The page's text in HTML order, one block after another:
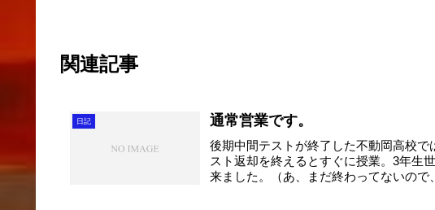
関連記事
日記 通常営業です。
後期中間テストが終了した不動岡高校
スト返却を終えるとすぐに授業。3年生
来ました。（あ、まだ終わってないの